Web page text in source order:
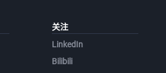
关注
LinkedIn
Bilibili